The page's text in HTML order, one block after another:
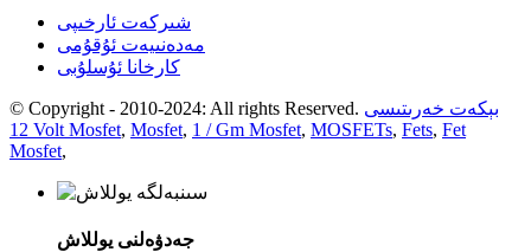
شىركەت ئارخىپى
مەدەنىيەت ئۇقۇمى
كارخانا ئۇسلۇبى
© Copyright - 2010-2024: All rights Reserved. بېكەت خەرىتىسى
12 Volt Mosfet, Mosfet, 1 / Gm Mosfet, MOSFETs, Fets, Fet
Mosfet,
جەدۋەلنى يوللاش